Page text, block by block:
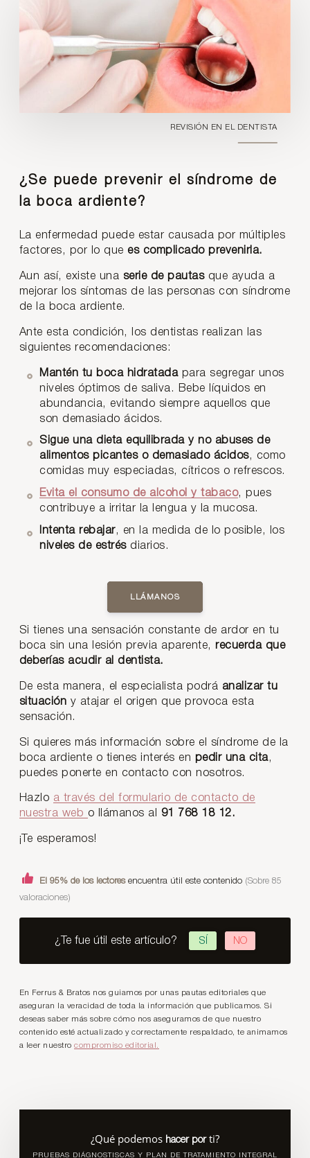
REVISIÓN EN EL DENTISTA
¿Se puede prevenir el síndrome de
la boca ardiente?
La enfermedad puede estar causada por múltiples
factores, por lo que es complicado prevenirla.
Aun así, existe una serie de pautasque ayuda a
mejorar los síntomas de las personas con síndrome
de la boca ardiente.
Ante esta condición, los dentistas realizan las
siguientes recomendaciones:
Mantén tu boca hidratadapara segregar unos
niveles óptimos de saliva. Bebe líquidos en
abundancia, evitando siempre aquellos que
son demasiado ácidos.
Sigue una dieta equilibrada y no abuses de
alimentos picantes o demasiado ácidos, como
comidas muy especiadas, cítricos o refrescos.
Evita el consumo de alcohol y tabaco, pues
contribuye a irritar la lengua y la mucosa.
Intenta rebajar, en la medida de lo posible, los
niveles de estrésdiarios.
LLÁMANOS
Si tienes una sensación constante de ardor en tu
boca sin una lesión previa aparente, recuerda que
deberías acudir al dentista.
De esta manera, el especialista podrá analizar tu
situación y atajar el origen que provoca esta
sensación.
Si quieres más información sobre el síndrome de la
boca ardiente o tienes interés en pedir una cita,
puedes ponerte en contacto con nosotros.
Hazlo a través del formulario de contacto de
nuestra web o llámanos al 91 768 18 12.
¡Te esperamos!
El 95% de los lectoresencuentra útil este contenido (Sobre 85
valoraciones)
¿Te fue útil este artículo? SÍ NO
En Ferrus & Bratos nos guiamos por unas pautas editoriales que
aseguran la veracidad de toda la información que publicamos. Si
deseas saber más sobre cómo nos aseguramos de que nuestro
contenido esté actualizado y correctamente respaldado, te animamos
a leer nuestrocompromiso editorial.
¿Qué podemos hacer porti?
PRUEBAS DIÁGNOSTISCAS Y PLAN DE TRATAMIENTO INTEGRAL